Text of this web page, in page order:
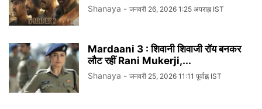
Shanaya - जनवरी 26, 2026 1:25 अपराह्न IST
Mardaani 3 : शिवानी शिवाजी रॉय बनकर
लौट रहीं Rani Mukerji,...
Shanaya - जनवरी 25, 2026 11:11 पूर्वाह्न IST